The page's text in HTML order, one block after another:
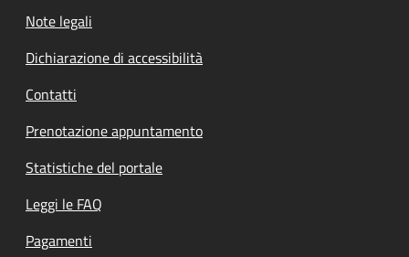
Note legali
Dichiarazione di accessibilità
Contatti
Prenotazione appuntamento
Statistiche del portale
Leggi le FAQ
Pagamenti